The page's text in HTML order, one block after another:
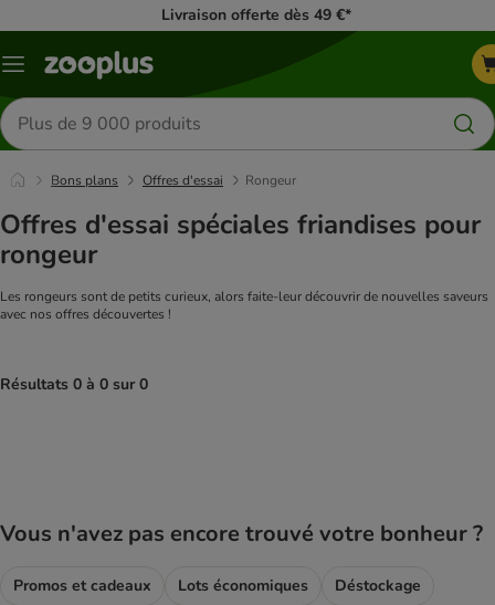
Livraison offerte dès 49 €*
Menu
Rechercher
des
produits
Bons plans Offres d'essai Rongeur
Offres d'essai spéciales friandises pour
rongeur
Les rongeurs sont de petits curieux, alors faite-leur découvrir de nouvelles saveurs
avec nos offres découvertes !
Résultats 0 à 0 sur 0
Vous n'avez pas encore trouvé votre bonheur ?
Promos et cadeaux Lots économiques
Déstockage